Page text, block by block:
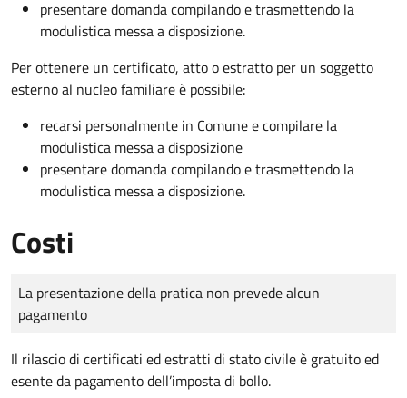
presentare domanda compilando e trasmettendo la
modulistica messa a disposizione.
Per ottenere un certificato, atto o estratto per un soggetto
esterno al nucleo familiare è possibile:
recarsi personalmente in Comune e compilare la
modulistica messa a disposizione
presentare domanda compilando e trasmettendo la
modulistica messa a disposizione.
Costi
Tipo di pagamento
Importo
La presentazione della pratica non prevede alcun
pagamento
Il rilascio di certificati ed estratti di stato civile è gratuito ed
esente da pagamento dell’imposta di bollo.